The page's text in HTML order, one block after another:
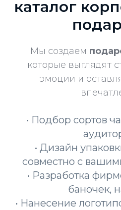
каталог
Мы создаем
которые выглядят
эмоции и
• Подбор сортов
• Дизайн
совместно с
• Разработка
баночек,
• Нанесение